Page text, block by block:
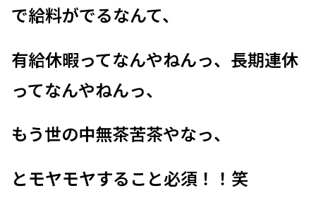
で給料がでるなんて、
有給休暇ってなんやねんっ、長期連休
ってなんやねんっ、
もう世の中無茶苦茶やなっ、
とモヤモヤすること必須！！笑